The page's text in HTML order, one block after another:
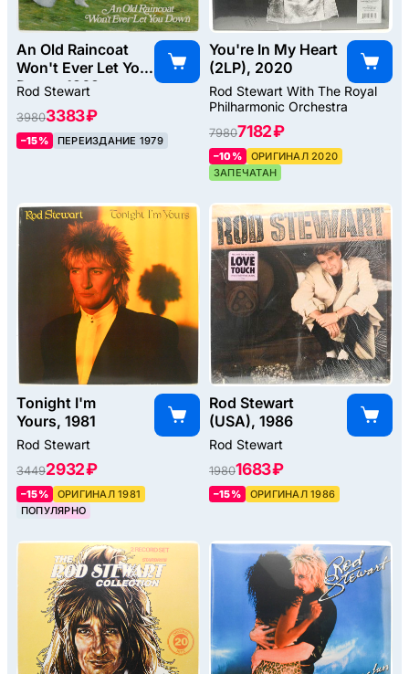
An Old Raincoat
Won't Ever Let You
Down, 1969
Rod Stewart
39803383 ₽
–15% ПЕРЕИЗДАНИЕ 1979
You're In My Heart
(2LP), 2020
Rod Stewart With The Royal
Philharmonic Orchestra
79807182 ₽
–10%
ОРИГИНАЛ 2020
ЗАПЕЧАТАН
Tonight I'm
Yours, 1981
Rod Stewart
34492932 ₽
–15%
ОРИГИНАЛ 1981
ПОПУЛЯРНО
Rod Stewart
(USA), 1986
Rod Stewart
19801683 ₽
–15% ОРИГИНАЛ 1986